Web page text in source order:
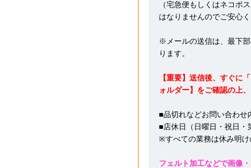
（宅急便もしくはネコポ
はなりませんのでご安心く
※メールの送信は、最下
ります。
【重要】送信後、すぐに
ォルダー】をご確認の上
■品切れなどお問い合わせ
■店休日（日曜日・祝日・
※すべての業務は休み明け
フェルト加工などで画像